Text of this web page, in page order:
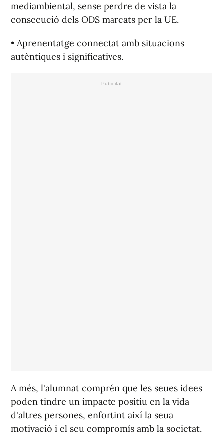
mediambiental, sense perdre de vista la
consecució dels ODS marcats per la UE.
• Aprenentatge connectat amb situacions
autèntiques i significatives.
A més, l'alumnat comprén que les seues idees
poden tindre un impacte positiu en la vida
d'altres persones, enfortint així la seua
motivació i el seu compromís amb la societat.